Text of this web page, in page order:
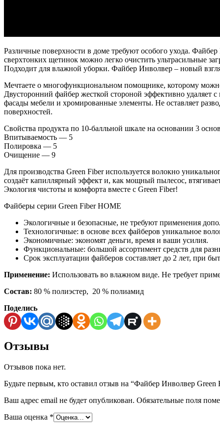
Различные поверхности в доме требуют особого ухода.
сверхтонких щетинок можно легко очистить ультрасильные
Подходит для влажной уборки. Файбер Инволвер – новый
Мечтаете о многофункциональном помощнике, которому
Двусторонний файбер жесткой стороной эффективно удаляет
фасады мебели и хромированные элементы. Не оставляет
поверхностей.
Свойства продукта по 10-балльной шкале на основании 3
Впитываемость — 5
Полировка — 5
Очищение — 9
Для производства Green Fiber используется волокно
создаёт капиллярный эффект и, как мощный пылесос,
Экология чистоты и комфорта вместе с Green Fiber!
Файберы серии Green Fiber HOME
Экологичные и безопасные, не требуют применения
Технологичные: в основе всех файберов уникальное
Экономичные: экономят деньги, время и ваши усилия.
Функциональные: большой ассортимент средств для
Срок эксплуатации файберов составляет до 2 лет, при
Применение: Использовать во влажном виде. Не требует
Состав: 80 % полиэстер, 20 % полиамид
Поделись
Отзывы
Отзывов пока нет.
Будьте первым, кто оставил отзыв на “Файбер Инволвер
Ваш адрес email не будет опубликован. Обязательные поля
Ваша оценка *